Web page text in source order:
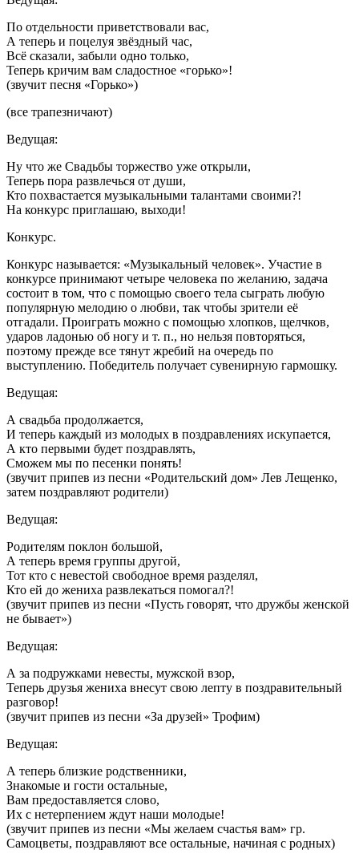
По отдельности приветствовали вас,
А теперь и поцелуя звёздный час,
Всё сказали, забыли одно только,
Теперь кричим вам сладостное «горько»!
(звучит песня «Горько»)
(все трапезничают)
Ведущая:
Ну что же Свадьбы торжество уже открыли,
Теперь пора развлечься от души,
Кто похвастается музыкальными талантами своими?!
На конкурс приглашаю, выходи!
Конкурс.
Конкурс называется: «Музыкальный человек». Участие в
конкурсе принимают четыре человека по желанию, задача
состоит в том, что с помощью своего тела сыграть любую
популярную мелодию о любви, так чтобы зрители её
отгадали. Проиграть можно с помощью хлопков, щелчков,
ударов ладонью об ногу и т. п., но нельзя повторяться,
поэтому прежде все тянут жребий на очередь по
выступлению. Победитель получает сувенирную гармошку.
Ведущая:
А свадьба продолжается,
И теперь каждый из молодых в поздравлениях искупается,
А кто первыми будет поздравлять,
Сможем мы по песенки понять!
(звучит припев из песни «Родительский дом» Лев Лещенко,
затем поздравляют родители)
Ведущая:
Родителям поклон большой,
А теперь время группы другой,
Тот кто с невестой свободное время разделял,
Кто ей до жениха развлекаться помогал?!
(звучит припев из песни «Пусть говорят, что дружбы женской
не бывает»)
Ведущая:
А за подружками невесты, мужской взор,
Теперь друзья жениха внесут свою лепту в поздравительный
разговор!
(звучит припев из песни «За друзей» Трофим)
Ведущая:
А теперь близкие родственники,
Знакомые и гости остальные,
Вам предоставляется слово,
Их с нетерпением ждут наши молодые!
(звучит припев из песни «Мы желаем счастья вам» гр.
Самоцветы, поздравляют все остальные, начиная с родных)